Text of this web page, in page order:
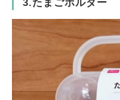
3.たまごホルダー